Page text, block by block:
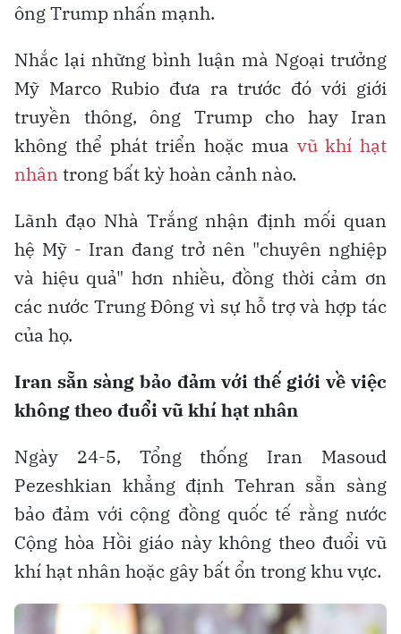
ông Trump nhấn mạnh.
Nhắc lại những bình luận mà Ngoại trưởng
Mỹ Marco Rubio đưa ra trước đó với giới
truyền thông, ông Trump cho hay Iran
không thể phát triển hoặc mua vũ khí hạt
nhân trong bất kỳ hoàn cảnh nào.
Lãnh đạo Nhà Trắng nhận định mối quan
hệ Mỹ - Iran đang trở nên "chuyên nghiệp
và hiệu quả" hơn nhiều, đồng thời cảm ơn
các nước Trung Đông vì sự hỗ trợ và hợp tác
của họ.
Iran sẵn sàng bảo đảm với thế giới về việc
không theo đuổi vũ khí hạt nhân
Ngày 24-5, Tổng thống Iran Masoud
Pezeshkian khẳng định Tehran sẵn sàng
bảo đảm với cộng đồng quốc tế rằng nước
Cộng hòa Hồi giáo này không theo đuổi vũ
khí hạt nhân hoặc gây bất ổn trong khu vực.